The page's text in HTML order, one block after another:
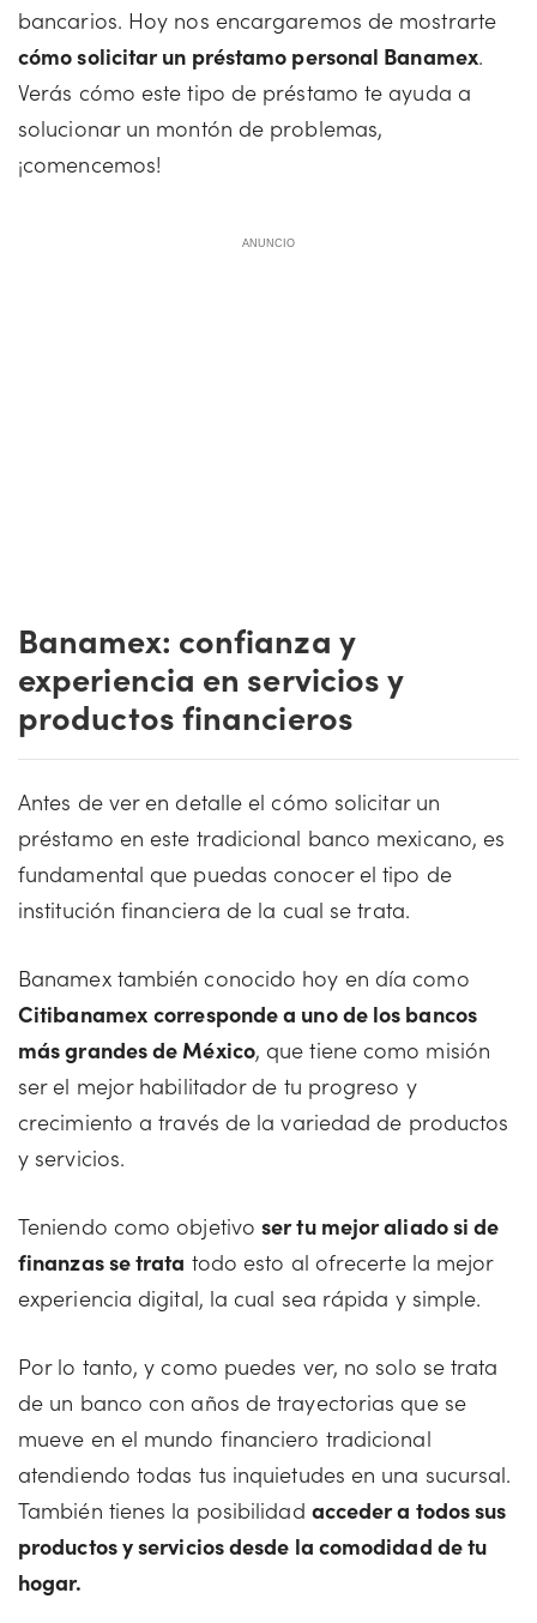
bancarios. Hoy nos encargaremos de mostrarte
cómo solicitar un préstamo personal Banamex.
Verás cómo este tipo de préstamo te ayuda a
solucionar un montón de problemas,
¡comencemos!
ANUNCIO
Banamex: confianza y
experiencia en servicios y
productos financieros
Antes de ver en detalle el cómo solicitar un
préstamo en este tradicional banco mexicano, es
fundamental que puedas conocer el tipo de
institución financiera de la cual se trata.
Banamex también conocido hoy en día como
Citibanamex corresponde a uno de los bancos
más grandes de México, que tiene como misión
ser el mejor habilitador de tu progreso y
crecimiento a través de la variedad de productos
y servicios.
Teniendo como objetivoser tu mejor aliado si de
finanzas se trata todo esto al ofrecerte la mejor
experiencia digital, la cual sea rápida y simple.
Por lo tanto, y como puedes ver, no solo se trata
de un banco con años de trayectorias que se
mueve en el mundo financiero tradicional
atendiendo todas tus inquietudes en una sucursal.
También tienes la posibilidad acceder a todos sus
productos y servicios desde la comodidad de tu
hogar.